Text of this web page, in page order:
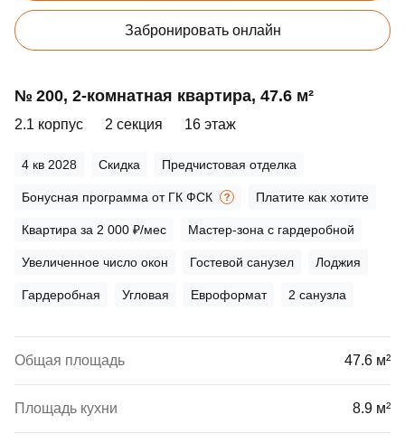
Забронировать онлайн
№ 200, 2‑комнатная квартира, 47.6 м²
2.1 корпус 2 секция 16 этаж
4 кв 2028 Скидка Предчистовая отделка
Бонусная программа от ГК ФСК Платите как хотите
Квартира за 2 000 ₽/мес Мастер-зона с гардеробной
Увеличенное число окон Гостевой санузел Лоджия
Гардеробная Угловая Евроформат 2 санузла
Общая площадь 47.6 м²
Площадь кухни 8.9 м²